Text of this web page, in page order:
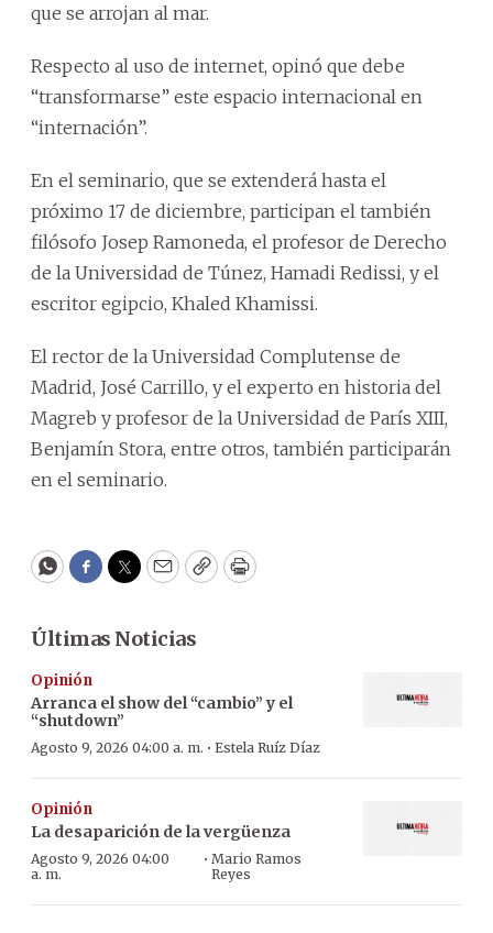
que se arrojan al mar.
Respecto al uso de internet, opinó que debe
“transformarse” este espacio internacional en
“internación”.
En el seminario, que se extenderá hasta el
próximo 17 de diciembre, participan el también
filósofo Josep Ramoneda, el profesor de Derecho
de la Universidad de Túnez, Hamadi Redissi, y el
escritor egipcio, Khaled Khamissi.
El rector de la Universidad Complutense de
Madrid, José Carrillo, y el experto en historia del
Magreb y profesor de la Universidad de París XIII,
Benjamín Stora, entre otros, también participarán
en el seminario.
WhatsApp
Facebook
Twitter
EmailCopyPrint
Últimas Noticias
Opinión
Arranca el show del “cambio” y el
“shutdown”
Agosto 9, 2026 04:00 a. m. · Estela Ruíz Díaz
Opinión
La desaparición de la vergüenza
Agosto 9, 2026 04:00
a. m.
· Mario Ramos
Reyes